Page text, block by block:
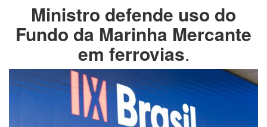
Ministro defende uso do
Fundo da Marinha Mercante
em ferrovias.